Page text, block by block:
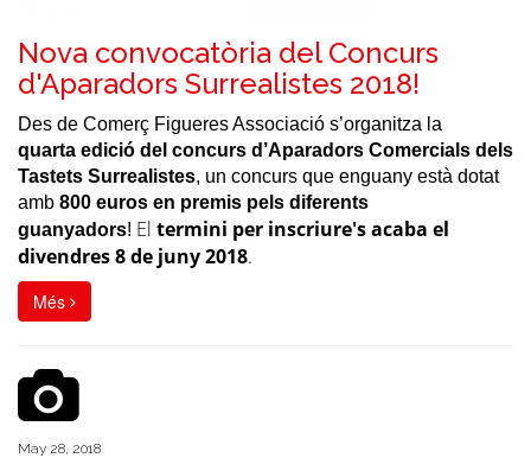
Nova convocatòria del Concurs
d'Aparadors Surrealistes 2018!
Des de Comerç Figueres Associació s’organitza la
quarta edició del concurs d’Aparadors Comercials dels
Tastets Surrealistes, un concurs que enguany està dotat
amb 800 euros en premis pels diferents
guanyadors! El termini per inscriure's acaba el
divendres 8 de juny 2018.
Més
May 28, 2018